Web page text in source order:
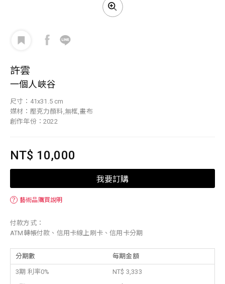
許雲
一個人峽谷
尺寸：41x31.5 cm
媒材：壓克力顏料,無框,畫布
創作年份：2022
NT$ 10,000
我要訂購
？ 藝術品購買說明
付款方式：
ATM轉帳付款、信用卡線上刷卡、信用卡分期
分期數 每期金額
3期 利率0%
NT$ 3,333